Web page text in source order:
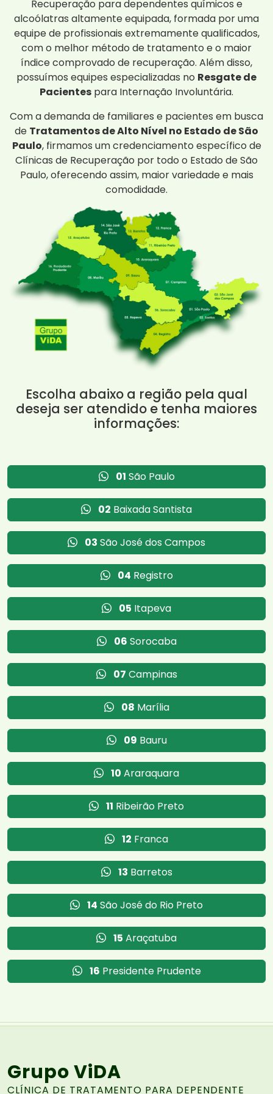
Recuperação para dependentes químicos e
alcoólatras altamente equipada, formada por uma
equipe de profissionais extremamente qualificados,
com o melhor método de tratamento e o maior
índice comprovado de recuperação. Além disso,
possuímos equipes especializadas no Resgate de
Pacientes para Internação Involuntária.
Com a demanda de familiares e pacientes em busca
de Tratamentos de Alto Nível no Estado de São
Paulo, firmamos um credenciamento específico de
Clínicas de Recuperação por todo o Estado de São
Paulo, oferecendo assim, maior variedade e mais
comodidade.
Escolha abaixo a região pela qual
deseja ser atendido e tenha maiores
informações:
01 São Paulo
02 Baixada Santista
03 São José dos Campos
04 Registro
05 Itapeva
06 Sorocaba
07 Campinas
08 Marília
09 Bauru
10 Araraquara
11 Ribeirão Preto
12 Franca
13 Barretos
14 São José do Rio Preto
15 Araçatuba
16 Presidente Prudente
Grupo ViDA
CLÍNICA DE TRATAMENTO PARA DEPENDENTE